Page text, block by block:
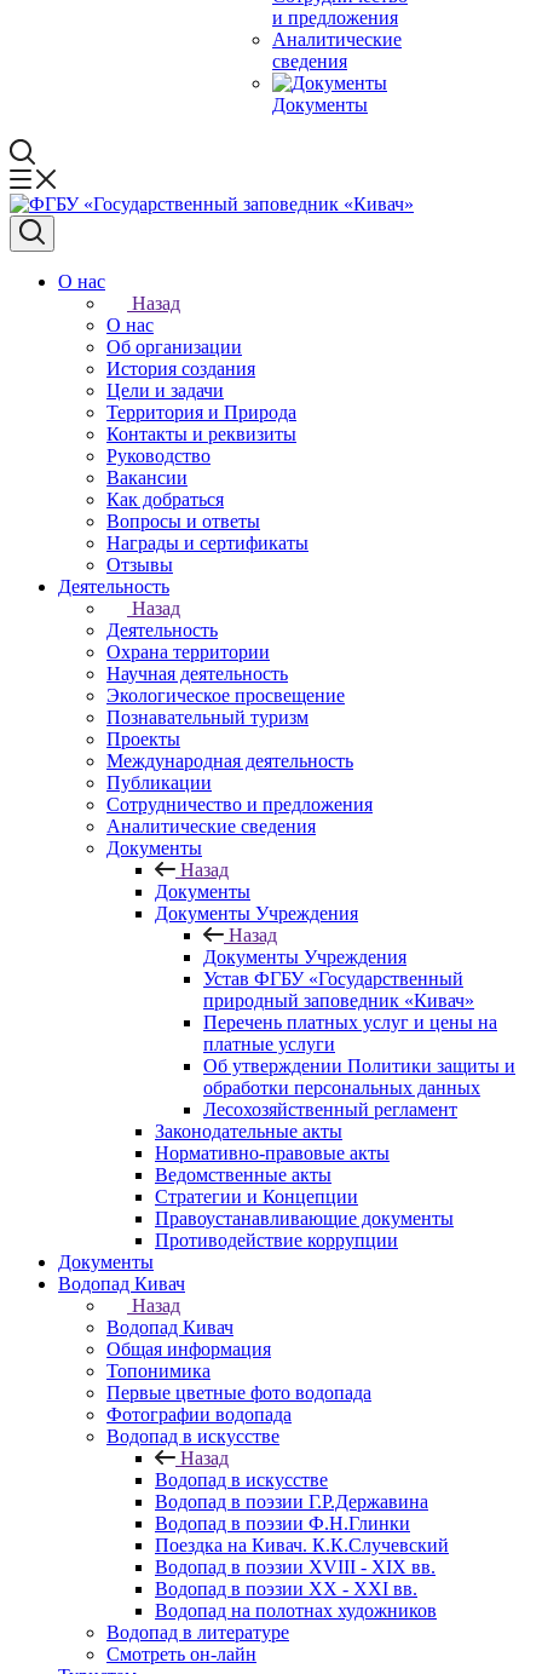
и предложения
Аналитические
сведения
Документы
О нас
Назад
О нас
Об организации
История создания
Цели и задачи
Территория и Природа
Контакты и реквизиты
Руководство
Вакансии
Как добраться
Вопросы и ответы
Награды и сертификаты
Отзывы
Деятельность
Назад
Деятельность
Охрана территории
Научная деятельность
Экологическое просвещение
Познавательный туризм
Проекты
Международная деятельность
Публикации
Сотрудничество и предложения
Аналитические сведения
Документы
Назад
Документы
Документы Учреждения
Назад
Документы Учреждения
Устав ФГБУ «Государственный
природный заповедник «Кивач»
Перечень платных услуг и цены на
платные услуги
Об утверждении Политики защиты и
обработки персональных данных
Лесохозяйственный регламент
Законодательные акты
Нормативно-правовые акты
Ведомственные акты
Стратегии и Концепции
Правоустанавливающие документы
Противодействие коррупции
Документы
Водопад Кивач
Назад
Водопад Кивач
Общая информация
Топонимика
Первые цветные фото водопада
Фотографии водопада
Водопад в искусстве
Назад
Водопад в искусстве
Водопад в поэзии Г.Р.Державина
Водопад в поэзии Ф.Н.Глинки
Поездка на Кивач. К.К.Случевский
Водопад в поэзии XVIII - XIX вв.
Водопад в поэзии XX - XXI вв.
Водопад на полотнах художников
Водопад в литературе
Смотреть он-лайн